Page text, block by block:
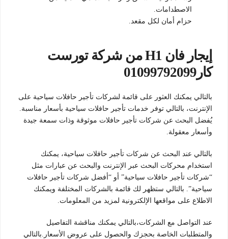
الاصطدامات.
حزام أمان لكل مقعد.
إيجار فان H1 من شركة تورست
كار01099792099
بالتالي يمكنك العثور على قائمة لشركات تأجير حافلات سياحية على
الإنترنت، بالتالي توفر خدمات تأجير حافلات سياحية بأسعار مناسبة.
يُفضل البحث عن شركات تأجير حافلات موثوقة وذات سمعة جيدة
وأسعار معقولة.
بالتالي عند البحث عن شركات تأجير حافلات سياحية، يمكنك
استخدام محركات البحث عبر الإنترنت والبحث عن عبارات مثل
“شركات تأجير حافلات سياحية” أو “أفضل شركات تأجير حافلات
سياحية”. بالتالي ستظهر لك قائمة بالشركات المختلفة ويمكنك
الاطلاع على مواقعها الإلكترونية لمزيد من المعلومات.
عند التواصل مع الشركات،بالتالي يمكنك مناقشة التفاصيل
والمتطلبات الخاصة بحجزك والحصول على عروض الأسعار.بالتالي